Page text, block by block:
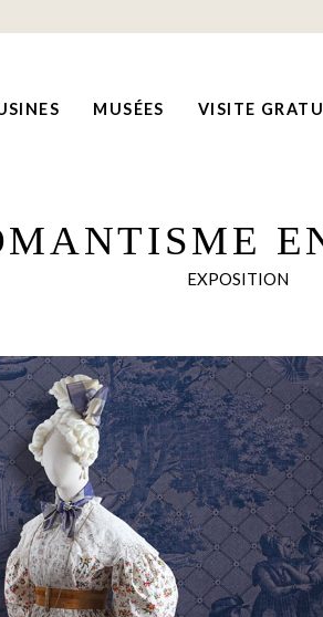
MUSÉES VISITE
EXPOSITION